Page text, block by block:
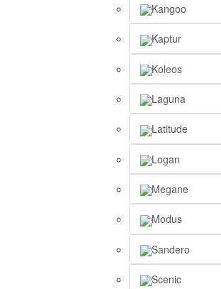
Kangoo
Kaptur
Koleos
Laguna
Latitude
Logan
Megane
Modus
Sandero
Scenic